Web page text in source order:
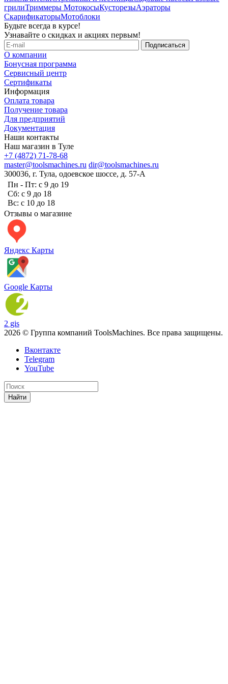
грилиТриммеры МотокосыКусторезыАэраторы
СкарификаторыМотоблоки
Будьте всегда в курсе!
Узнавайте о скидках и акциях первым!
О компании
Бонусная программа
Сервисный центр
Сертификаты
Информация
Оплата товара
Получение товара
Для предприятий
Документация
Наши контакты
Наш магазин в Туле
+7 (4872) 71-78-68
master@toolsmachines.ru dir@toolsmachines.ru
300036, г. Тула, одоевское шоссе, д. 57-А
Пн - Пт: с 9 до 19
Сб: с 9 до 18
Вс: с 10 до 18
Отзывы о магазине
Яндекс Карты
Google Карты
2 gis
2026 © Группа компаний ToolsMachines. Все права защищены.
Вконтакте
Telegram
YouTube
Найти